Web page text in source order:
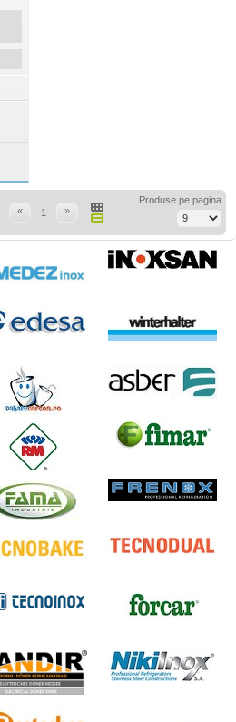
«
1 »
Produse pe pagina